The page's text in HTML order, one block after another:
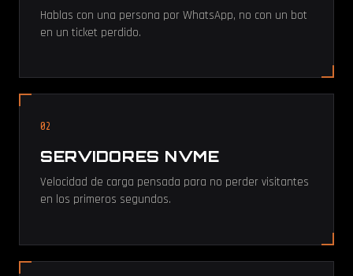
Hablas con una persona por WhatsApp, no con un bot
en un ticket perdido.
02
SERVIDORES NVME
Velocidad de carga pensada para no perder visitantes
en los primeros segundos.